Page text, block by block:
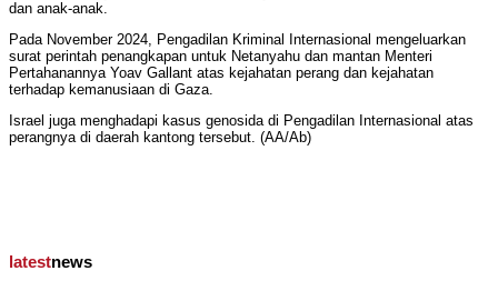
dan anak-anak.
Pada November 2024, Pengadilan Kriminal Internasional mengeluarkan
surat perintah penangkapan untuk Netanyahu dan mantan Menteri
Pertahanannya Yoav Gallant atas kejahatan perang dan kejahatan
terhadap kemanusiaan di Gaza.
Israel juga menghadapi kasus genosida di Pengadilan Internasional atas
perangnya di daerah kantong tersebut. (AA/Ab)
latestnews